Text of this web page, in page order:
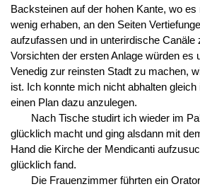
Backsteinen auf der hohen Kante, wo es
wenig erhaben, an den Seiten
aufzufassen und in unterirdische Canäle
Vorsichten der ersten Anlage würden es
Venedig zur reinsten Stadt zu machen,
ist. Ich konnte mich nicht abhalten
einen Plan dazu anzulegen.
Nach Tische studirt ich wieder im
glücklich macht und ging alsdann mit
Hand die Kirche der Mendicanti
glücklich fand.
Die Frauenzimmer führten ein